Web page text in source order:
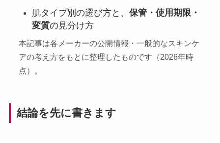
肌タイプ別の選び方と、 保管・使用期限・
変質の見分け方
本記事は各メーカーの公開情報・一般的なスキンケ
アの考え方をもとに整理したものです（2026年時
点）。
結論を先に書きます